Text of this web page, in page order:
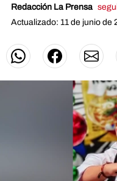
Redacción La Prensa
Actualizado: 11 de junio de